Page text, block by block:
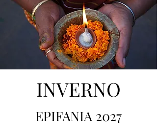
INVERNO
EPIFANIA 2027